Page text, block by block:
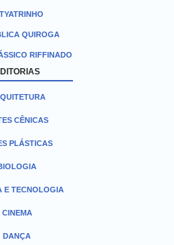
QUIROGA
RIFFINADO
CÊNICAS
PLÁSTICAS
E TECNOLOGIA
CINEMA
DANÇA